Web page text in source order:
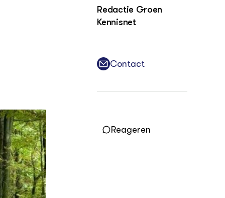
Wiki Groen Kennisnet
GROEN KENNISNET
Over ons
Contact
ENGLISH
Redactie Groen
Kennisnet
Contact
Reageren